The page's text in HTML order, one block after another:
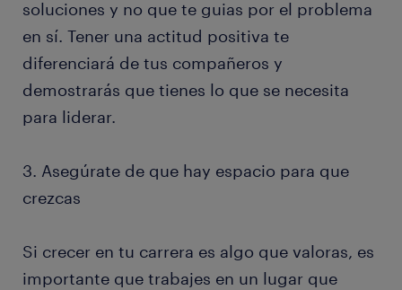
soluciones y no que te guias por el problema
en sí. Tener una actitud positiva te
diferenciará de tus compañeros y
demostrarás que tienes lo que se necesita
para liderar.
3. Asegúrate de que hay espacio para que
crezcas
Si crecer en tu carrera es algo que valoras, es
importante que trabajes en un lugar que